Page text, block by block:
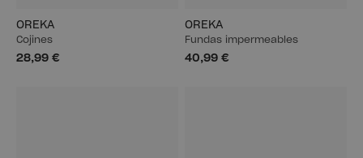
OREKA
Cojines
28,99 €
OREKA
Fundas impermeables
40,99 €